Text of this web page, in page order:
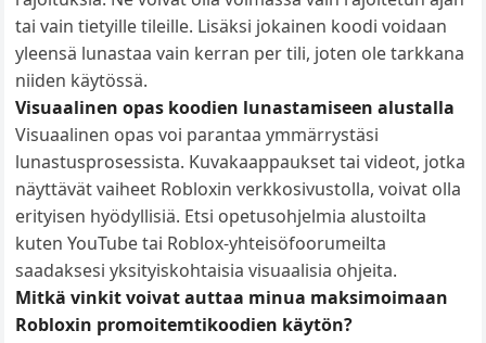
tai vain tietyille tileille. Lisäksi jokainen koodi voidaan
yleensä lunastaa vain kerran per tili, joten ole tarkkana
niiden käytössä.
Visuaalinen opas koodien lunastamiseen alustalla
Visuaalinen opas voi parantaa ymmärrystäsi
lunastusprosessista. Kuvakaappaukset tai videot, jotka
näyttävät vaiheet Robloxin verkkosivustolla, voivat olla
erityisen hyödyllisiä. Etsi opetusohjelmia alustoilta
kuten YouTube tai Roblox-yhteisöfoorumeilta
saadaksesi yksityiskohtaisia visuaalisia ohjeita.
Mitkä vinkit voivat auttaa minua maksimoimaan
Robloxin promoitemtikoodien käytön?